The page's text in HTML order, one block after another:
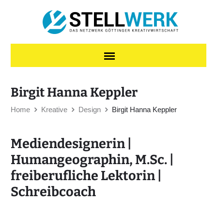
Birgit Hanna Keppler
Home Kreative Design Birgit Hanna Keppler
Mediendesignerin |
Humangeographin, M.Sc. |
freiberufliche Lektorin |
Schreibcoach